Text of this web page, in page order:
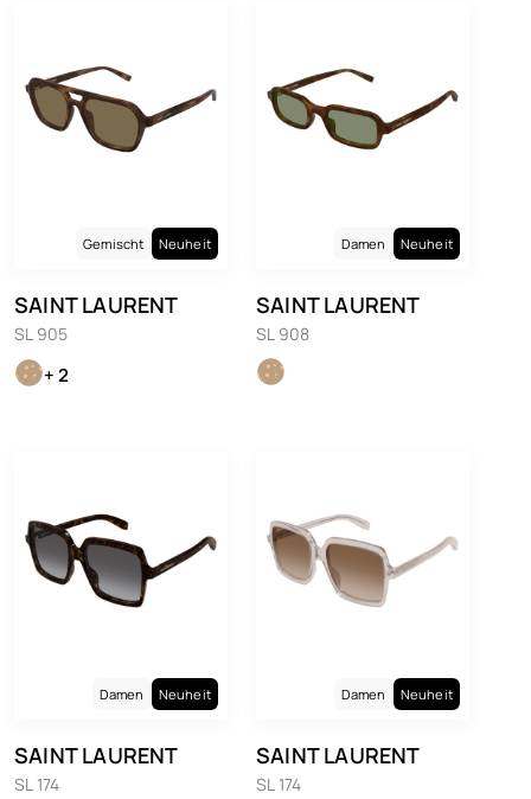
Gemischt Neuheit
SAINT LAURENT
SL 905
+ 2
Damen Neuheit
SAINT LAURENT
SL 908
Damen Neuheit
SAINT LAURENT
SL 174
Damen Neuheit
SAINT LAURENT
SL 174